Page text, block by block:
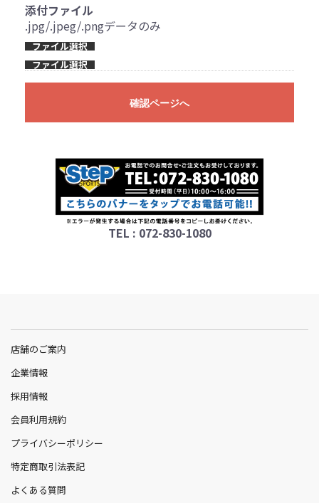
添付ファイル
.jpg/.jpeg/.pngデータのみ
ファイル選択
ファイル選択
確認ページへ
TEL : 072-830-1080
店舗のご案内
企業情報
採用情報
会員利用規約
プライバシーポリシー
特定商取引法表記
よくある質問